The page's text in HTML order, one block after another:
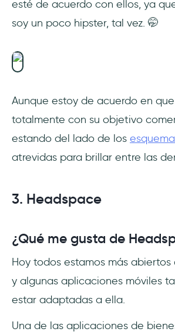
esté de acuerdo con ellos, ya
soy un poco hipster, tal vez. 🤭
Aunque estoy de acuerdo en
totalmente con su objetivo
estando del lado de los
atrevidas para brillar entre las
3. Headspace
¿Qué me gusta de
Hoy todos estamos más
y algunas aplicaciones móviles
estar adaptadas a ella.
Una de las aplicaciones de